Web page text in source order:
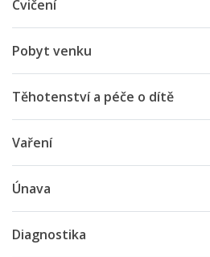
Cvičení
Pobyt venku
Těhotenství a péče o dítě
Vaření
Únava
Diagnostika